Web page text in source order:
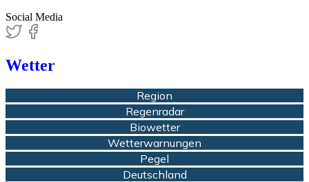
Social Media
Wetter
Region
Regenradar
Biowetter
Wetterwarnungen
Pegel
Deutschland